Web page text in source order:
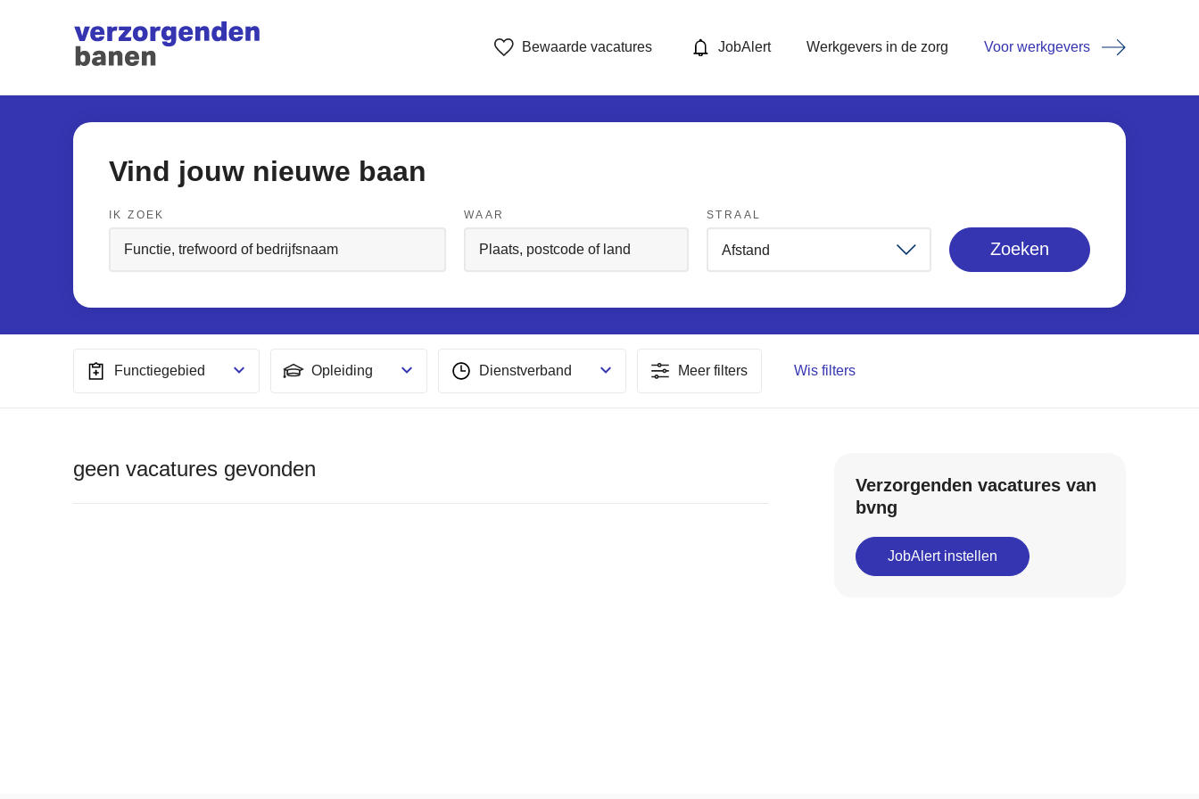
Bewaarde vacatures JobAlert Werkgevers in de zorg Voor werkgevers
Vind jouw nieuwe baan
IK ZOEK WAAR STRAAL
Zoeken
Functiegebied Opleiding Dienstverband Meer filters Wis filters
Verzorgenden vacatures van
bvng
JobAlert instellen
geen vacatures gevonden